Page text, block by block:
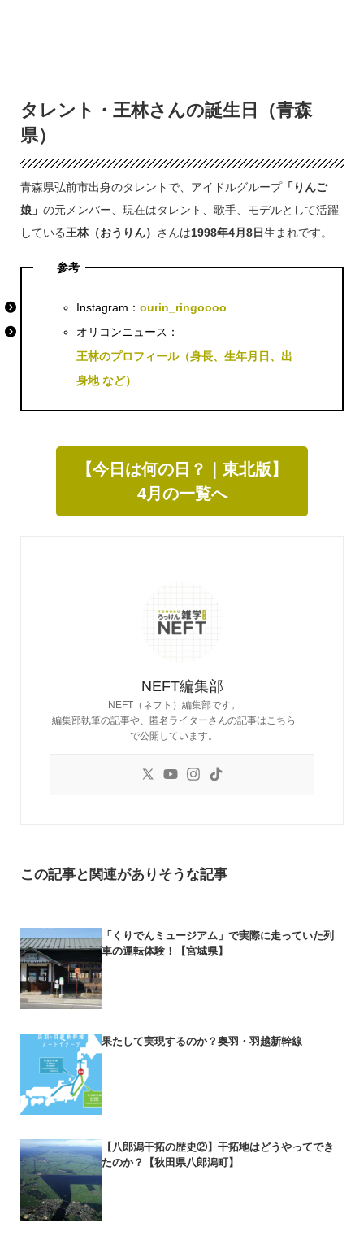
タレント・王林さんの誕生日（青森
県）
青森県弘前市出身のタレントで、アイドルグループ「りんご
娘」 の元メンバー、現在はタレント、歌手、モデルとして活躍
している王林（おうりん） さんは1998年4月8日生まれです。
参考
Instagram：ourin_ringoooo
オリコンニュース：
王林のプロフィール（身長、生年月日、出
身地 など）
【今日は何の日？｜東北版】
4月の一覧へ
NEFT編集部
NEFT（ネフト）編集部です。
編集部執筆の記事や、匿名ライターさんの記事はこちら
で公開しています。
この記事と関連がありそうな記事
「くりでんミュージアム」で実際に走っていた列
車の運転体験！【宮城県】
果たして実現するのか？奥羽・羽越新幹線
【八郎潟干拓の歴史②】干拓地はどうやってでき
たのか？【秋田県八郎潟町】